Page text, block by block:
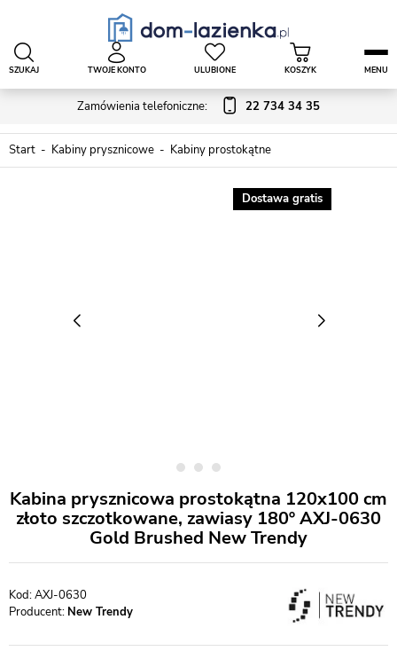
Zamówienia telefoniczne: 22 734 34 35
SZUKAJ TWOJE KONTO ULUBIONE KOSZYK MENU
Start Kabiny prysznicowe Kabiny prostokątne
Dostawa gratis
Kabina prysznicowa prostokątna 120x100 cm
złoto szczotkowane, zawiasy 180º AXJ-0630
Gold Brushed New Trendy
AXJ-0630
Producent: New Trendy